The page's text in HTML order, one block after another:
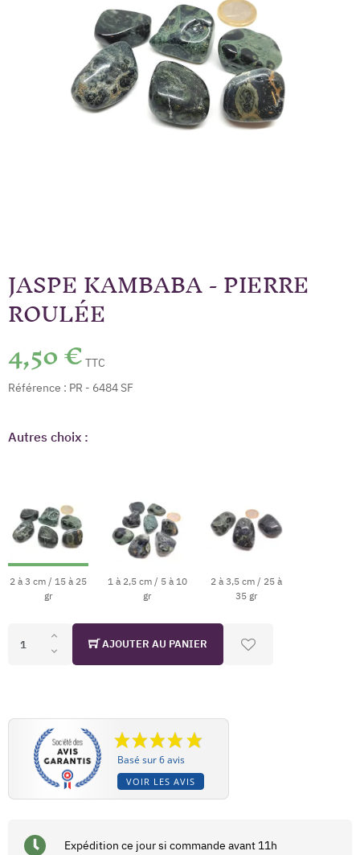
JASPE KAMBABA - PIERRE
ROULÉE
4,50 € TTC
Référence : PR - 6484 SF
Autres choix :
2 à 3 cm / 15 à 25
gr
1 à 2,5 cm / 5 à 10
gr
2 à 3,5 cm / 25 à
35 gr
AJOUTER AU PANIER
Basé sur 6 avis
VOIR LES AVIS
Expédition ce jour si commande avant 11h